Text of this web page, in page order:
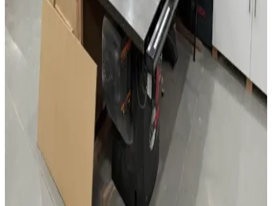
Modern banyo dolapları, dayanıklı malzemeler ve şık tasarımlarla
alanınızı optimize eder, düzen sağlar ve estetiği artırır. Farklı
ihtiyaçlara uygun çözümlerle banyolarınızı yenileyin.
IKEA Abajur Başlıkları: Fonksiyonellik ve Estetiğin
Uyumuyla Dekorasyonunuzu Zenginleştirin
IKEA abajur başlıkları, fonksiyonellik ve estetiği bir araya getirerek
farklı dekorasyonlara uygun çözümler sunar. Dayanıklı, şık ve kolay
kullanılabilir modellerle yaşam alanlarınızı aydınlatın.
Ahşap Atölyelerinde Toz Temizliği, Çoklu Router
Masaları ve Düzenin İş Verimliliğine Etkisi
Ahşap atölyelerinde toz temizliği ekipman ömrünü uzatırken, çoklu
router masaları iş akışını hızlandırır. Düzen ve aydınlatma ise
çalışma kalitesini artırır ve sağlıklı ortam sağlar.